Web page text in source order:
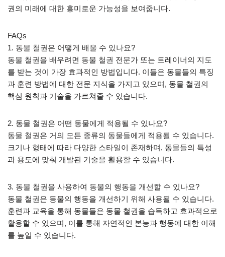
권의 미래에 대한 흥미로운 가능성을 보여줍니다.
FAQs
1. 동물 철권은 어떻게 배울 수 있나요?
동물 철권을 배우려면 동물 철권 전문가 또는 트레이너의 지도
를 받는 것이 가장 효과적인 방법입니다. 이들은 동물들의 특징
과 훈련 방법에 대한 전문 지식을 가지고 있으며, 동물 철권의
핵심 원칙과 기술을 가르쳐줄 수 있습니다.
2. 동물 철권은 어떤 동물에게 적용될 수 있나요?
동물 철권은 거의 모든 종류의 동물들에게 적용될 수 있습니다.
크기나 형태에 따라 다양한 스타일이 존재하며, 동물들의 특성
과 용도에 맞춰 개발된 기술을 활용할 수 있습니다.
3. 동물 철권을 사용하여 동물의 행동을 개선할 수 있나요?
동물 철권은 동물의 행동을 개선하기 위해 사용될 수 있습니다.
훈련과 교육을 통해 동물들은 동물 철권을 습득하고 효과적으로
활용할 수 있으며, 이를 통해 자연적인 본능과 행동에 대한 이해
를 높일 수 있습니다.